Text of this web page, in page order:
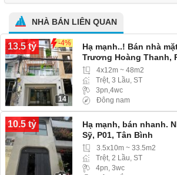
NHÀ BÁN LIÊN QUAN
13.5 tỷ -4%
14
Hạ mạnh..! Bán nhà
Trương Hoàng Thanh,
4x12m ~ 48m2
Trệt, 3 Lầu, ST
3pn,4wc
Đông nam
10.5 tỷ
Hạ mạnh, bán nhanh.
Sỹ, P01, Tân Bình
3.5x10m ~ 33.5m2
Trệt, 2 Lầu, ST
4pn, 3wc